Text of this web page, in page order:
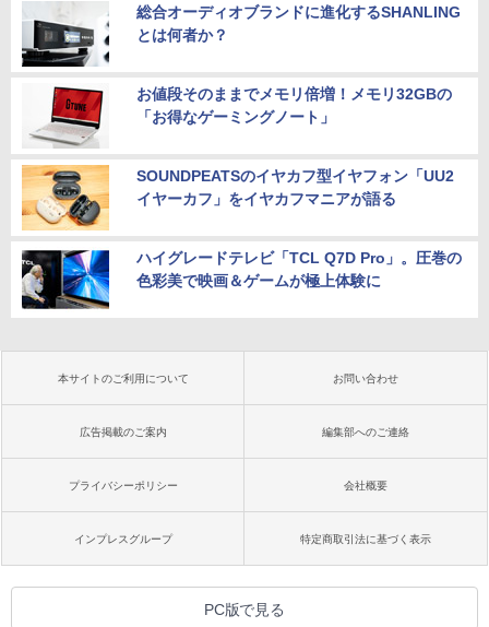
総合オーディオブランドに進化するSHANLING
とは何者か？
お値段そのままでメモリ倍増！メモリ32GBの
「お得なゲーミングノート」
SOUNDPEATSのイヤカフ型イヤフォン「UU2
イヤーカフ」をイヤカフマニアが語る
ハイグレードテレビ「TCL Q7D Pro」。圧巻の
色彩美で映画＆ゲームが極上体験に
本サイトのご利用について お問い合わせ
広告掲載のご案内 編集部へのご連絡
プライバシーポリシー 会社概要
インプレスグループ 特定商取引法に基づく表示
PC版で見る